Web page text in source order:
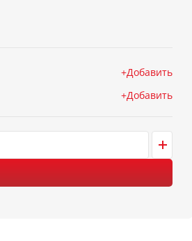
Добавить
Добавить